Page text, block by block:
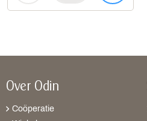
Over Odin
Coöperatie